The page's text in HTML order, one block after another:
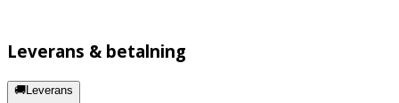
Leverans & betalning
🚚Leverans